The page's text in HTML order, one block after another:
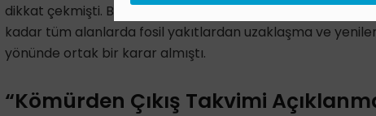
dikkat çekmişti. Benzer şekilde, 2023 yılında Dubai’de
kadar tüm alanlarda fosil yakıtlardan uzaklaşma ve
yönünde ortak bir karar almıştı.
“Kömürden Çıkış Takvimi